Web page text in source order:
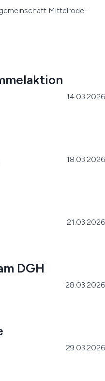
Mittelrode-
14.03.2026
18.03.2026
21.03.2026
DGH
28.03.2026
29.03.2026